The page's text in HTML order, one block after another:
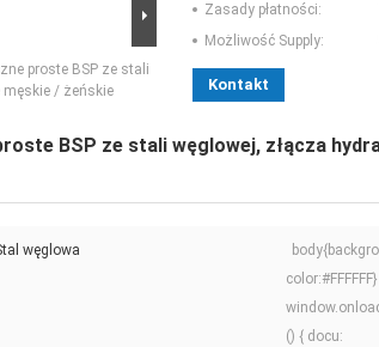
proste BSP ze stali
męskie / żeńskie
Zasady płatności:
Możliwość Supply:
Kontakt
BSP ze stali węglowej, złącza
węglowa
() { docu: